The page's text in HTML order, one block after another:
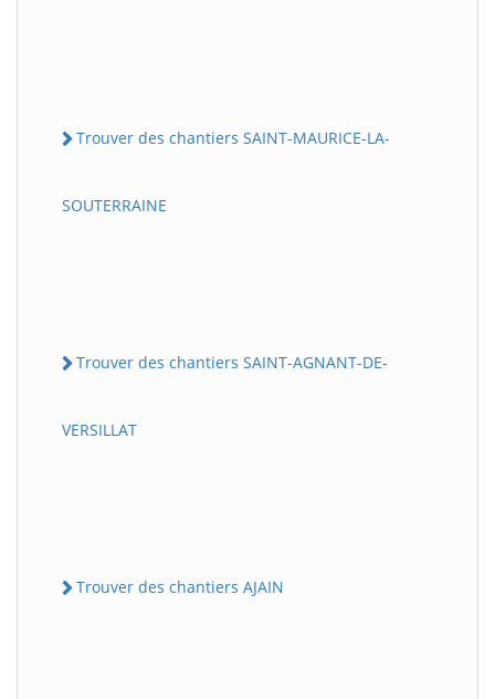
Trouver des chantiers SAINT-MAURICE-LA-
SOUTERRAINE
Trouver des chantiers SAINT-AGNANT-DE-
VERSILLAT
Trouver des chantiers AJAIN